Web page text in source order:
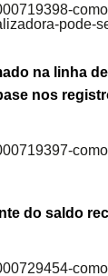
pode-
na linha
nos
do saldo